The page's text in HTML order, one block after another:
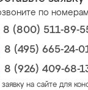
по номерам
8 (800) 511-89-
8 (495) 665-24-
8 (926) 409-68-
на сайте для